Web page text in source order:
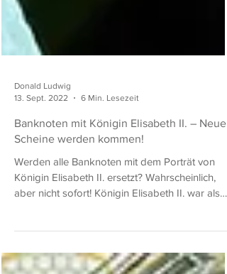
13. Sept. 2022
6 Min. Lesezeit
Banknoten mit Königin Elisabeth II. – Neue
Scheine werden kommen!
Werden alle Banknoten mit dem Porträt von
Königin Elisabeth II. ersetzt? Wahrscheinlich,
Oberhaupt des Commonwealth of Nations
Commonwealth, eines politischen